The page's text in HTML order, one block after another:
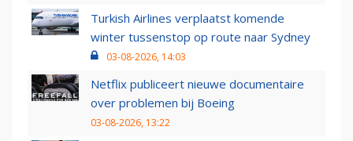
Turkish Airlines verplaatst komende
winter tussenstop op route naar Sydney
03-08-2026, 14:03
Netflix publiceert nieuwe documentaire
over problemen bij Boeing
03-08-2026, 13:22